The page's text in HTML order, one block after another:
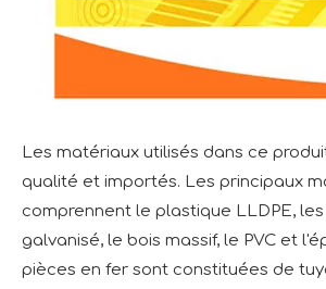
Les matériaux utilisés dans ce
qualité et importés. Les principaux
comprennent le plastique LLDPE,
galvanisé, le bois massif, le PVC et
pièces en fer sont constituées de